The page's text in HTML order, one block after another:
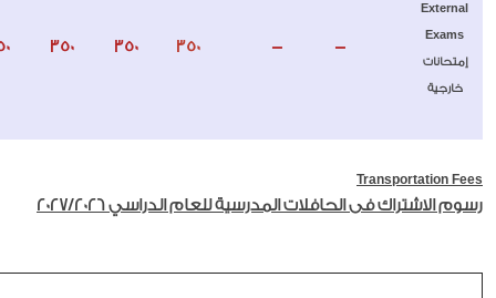
External
Exams
إمتحانات
خارجية
-
-
350
350
350
Transportation Fees
رسوم الاشتراك فى الحافلات المدرسية للعام الدراسي 2027/2026